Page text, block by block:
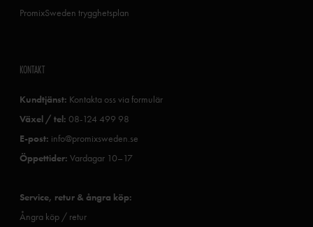
PromixSweden trygghetsplan
KONTAKT
Kundtjänst: Kontakta oss via formulär
Växel / tel: 08-124 499 98
E-post: info@promixsweden.se
Öppettider: Vardagar 10–17
Service, retur & ångra köp:
Ångra köp / retur